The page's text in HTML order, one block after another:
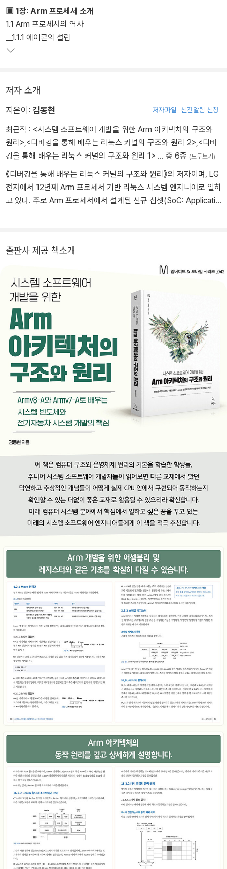
▣ 1장: Arm 프로세서 소개
1.1 Arm 프로세서의 역사
__1.1.1 에이콘의 설립
저자 소개
지은이: 김동현 저자파일 신간알림 신청
최근작 : <시스템 소프트웨어 개발을 위한 Arm 아키텍처의 구조와
원리> <디버깅을 통해 배우는 리눅스 커널의 구조와 원리 2> <디버
깅을 통해 배우는 리눅스 커널의 구조와 원리 1> … 총 6종 (모두보기)
《디버깅을 통해 배우는 리눅스 커널의 구조와 원리》의 저자이며, LG
전자에서 12년째 Arm 프로세서 기반 리눅스 시스템 엔지니어로 일하
고 있다. 주로 Arm 프로세서에서 설계된 신규 칩셋(SoC: Applicatio
능들이 리눅스 커널, 부트로더 혹은 하이퍼바이저에 어떤 방식으로
구현됐는지 디버깅하는 것을 즐긴다. 로우 레벨 소프트웨어의 다양한
문제를 해결하는 디버깅 방법에 관심이 많고, 실무 지식을 다른 동료
개발자와 공유하면서 기쁨을 느낀다. - 유튜브: https://www.youtub
e.com/@schezokim - 블로그: https://austindhkim.tistory.com *
저자의 Arm(Armv8-A, Armv7-A) 아키텍처 직강(유료): https://wi
kibook.co.kr/arm-arch
출판사 제공 책소개